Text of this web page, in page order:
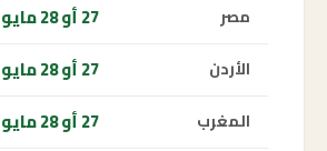
مصر 27 أو 28 مايو 2026
الأردن 27 أو 28 مايو 2026
المغرب 27 أو 28 مايو 2026